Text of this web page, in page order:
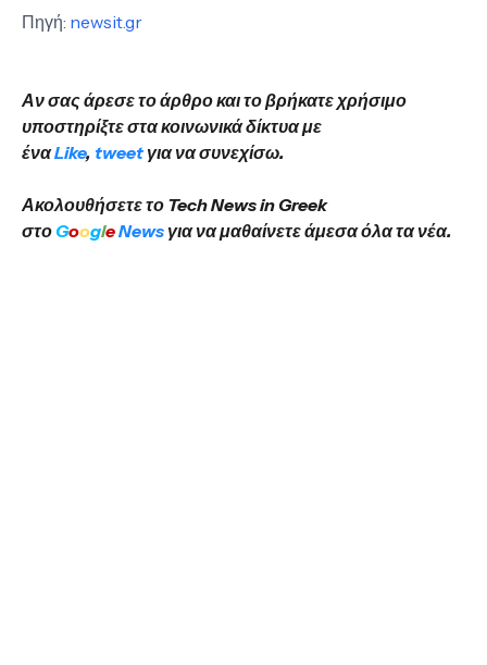
Πηγή: newsit.gr
Αν σας άρεσε το άρθρο και το βρήκατε χρήσιμο
υποστηρίξτε στα κοινωνικά δίκτυα με
έναLike, tweet για να συνεχίσω.
Ακολουθήσετε το Tech News in Greek
στο GoogleNews για να μαθαίνετε άμεσα όλα τα νέα.